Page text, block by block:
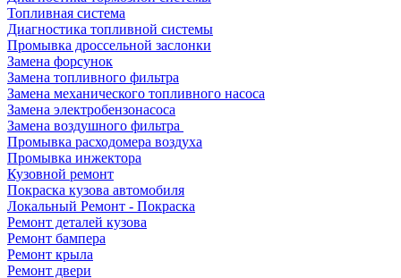
Топливная система
Диагностика топливной системы
Промывка дроссельной заслонки
Замена форсунок
Замена топливного фильтра
Замена механического топливного насоса
Замена электробензонасоса
Замена воздушного фильтра
Промывка расходомера воздуха
Промывка инжектора
Кузовной ремонт
Покраска кузова автомобиля
Локальный Ремонт - Покраска
Ремонт деталей кузова
Ремонт бампера
Ремонт крыла
Ремонт двери